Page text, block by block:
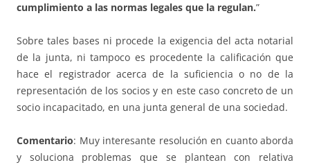
cumplimiento a las normas legales que la regulan.”
Sobre tales bases ni procede la exigencia del acta notarial
de la junta, ni tampoco es procedente la calificación que
hace el registrador acerca de la suficiencia o no de la
representación de los socios y en este caso concreto de un
socio incapacitado, en una junta general de una sociedad.
Comentario: Muy interesante resolución en cuanto aborda
y soluciona problemas que se plantean con relativa